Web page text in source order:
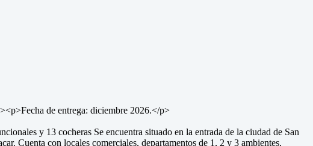
de entrega: diciembre 2026.</p>
y 13 cocheras Se encuentra situado en la entrada de la ciudad de San
Cuenta con locales comerciales, departamentos de 1, 2 y 3 ambientes,